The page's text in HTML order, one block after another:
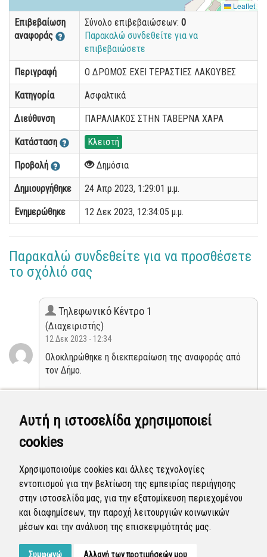
Αυτή η ιστοσελίδα χρησιμοποιεί
cookies
Χρησιμοποιούμε cookies και άλλες τεχνολογίες
εντοπισμού για την βελτίωση της εμπειρίας περιήγησης
στην ιστοσελίδα μας, για την εξατομίκευση περιεχομένου
και διαφημίσεων, την παροχή λειτουργιών κοινωνικών
μέσων και την ανάλυση της επισκεψιμότητάς μας.
Συμφωνώ Αλλαγή των προτιμήσεών μου
Leaflet
Επιβεβαίωση
αναφοράς
Σύνολο επιβεβαιώσεων: 0
Παρακαλώ συνδεθείτε για να
επιβεβαιώσετε
Περιγραφή Ο ΔΡΟΜΟΣ ΕΧΕΙ ΤΕΡΑΣΤΙΕΣ ΛΑΚΟΥΒΕΣ
Κατηγορία Ασφαλτικά
Διεύθυνση ΠΑΡΑΛΙΑΚΟΣ ΣΤΗΝ ΤΑΒΕΡΝΑ ΧΑΡΑ
Κατάσταση Κλειστή
Προβολή Δημόσια
Δημιουργήθηκε 24 Απρ 2023, 1:29:01 μ.μ.
Ενημερώθηκε 12 Δεκ 2023, 12:34:05 μ.μ.
Παρακαλώ συνδεθείτε για να προσθέσετε
το σχόλιό σας
Τηλεφωνικό Κέντρο 1
(Διαχειριστής)
12 Δεκ 2023 - 12:34
Ολοκληρώθηκε η διεκπεραίωση της αναφοράς από
τον Δήμο.
(Επόπτης)
05 Μαΐ 2023 - 10:12
Η αναφορά προγραμματίστηκε να επιλυθεί. (αρ.
πρωτ: 23076/25-04-2023)
Προγραμματισμένη